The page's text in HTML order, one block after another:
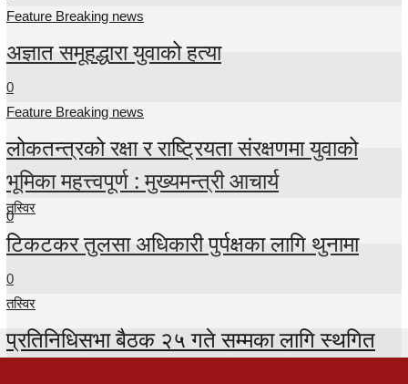
Feature Breaking news
अज्ञात समूहद्धारा युवाको हत्या
0
Feature Breaking news
लोकतन्त्रको रक्षा र राष्ट्रियता संरक्षणमा युवाको
भूमिका महत्त्वपूर्ण : मुख्यमन्त्री आचार्य
0
तस्विर
टिकटकर तुलसा अधिकारी पुर्पक्षका लागि थुनामा
0
तस्विर
प्रतिनिधिसभा बैठक २५ गते सम्मका लागि स्थगित